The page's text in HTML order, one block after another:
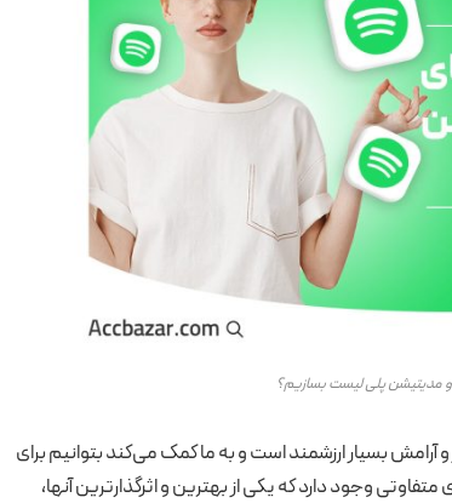
و مدیتیشن پلی لیست بسازیم؟
بسیار ارزشمند است و به ما کمک می‌کند بتوانیم برای
وجود دارد که یکی از بهترین و اثرگذارترین آنها،